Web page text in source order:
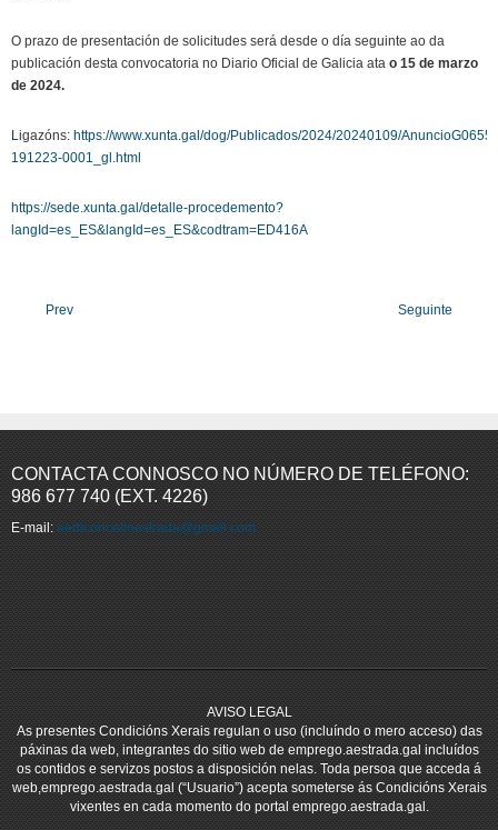
O prazo de presentación de solicitudes será desde o día seguinte ao da
publicación desta convocatoria no Diario Oficial de Galicia ata o 15 de marzo
de 2024.
Ligazóns: https://www.xunta.gal/dog/Publicados/2024/20240109/AnuncioG0655-
191223-0001_gl.html
https://sede.xunta.gal/detalle-procedemento?
langId=es_ES&langId=es_ES&codtram=ED416A
Prev Seguinte
CONTACTA CONNOSCO NO NÚMERO DE TELÉFONO:
986 677 740 (EXT. 4226)
E-mail: aedlconcelloestrada@gmail.com
AVISO LEGAL
As presentes Condicións Xerais regulan o uso (incluíndo o mero acceso) das
páxinas da web, integrantes do sitio web de emprego.aestrada.gal incluídos
os contidos e servizos postos a disposición nelas. Toda persoa que acceda á
web,emprego.aestrada.gal (“Usuario”) acepta someterse ás Condicións Xerais
vixentes en cada momento do portal emprego.aestrada.gal.